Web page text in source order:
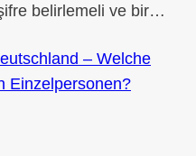
belirlemeli ve bir…